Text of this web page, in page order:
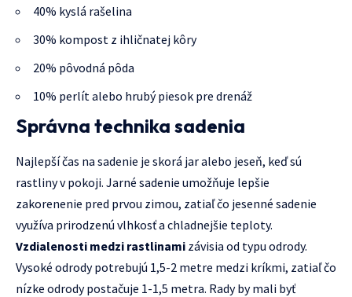
40% kyslá rašelina
30% kompost z ihličnatej kôry
20% pôvodná pôda
10% perlít alebo hrubý piesok pre drenáž
Správna technika sadenia
Najlepší čas na sadenie je skorá jar alebo jeseň, keď sú
rastliny v pokoji. Jarné sadenie umožňuje lepšie
zakorenenie pred prvou zimou, zatiaľ čo jesenné sadenie
využíva prirodzenú vlhkosť a chladnejšie teploty.
Vzdialenosti medzi rastlinami závisia od typu odrody.
Vysoké odrody potrebujú 1,5-2 metre medzi kríkmi, zatiaľ čo
nízke odrody postačuje 1-1,5 metra. Rady by mali byť